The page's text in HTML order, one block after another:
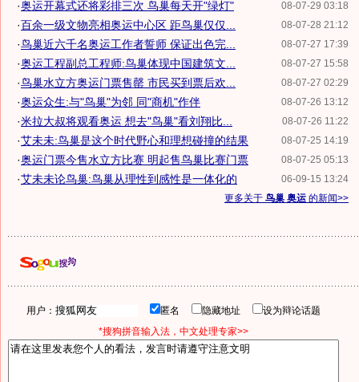
08-07-29 03:18
·奥运开幕式还将彩排三次 鸟巢每天开"绿灯"
08-07-28 21:12
·百余一级文物亮相奥运中心区 距鸟巢仅仅...
08-07-27 17:39
·鸟巢近六千名奥运工作者誓师 保证出色完...
08-07-27 15:58
·奥运工程副总工程师:鸟巢体现中国建筑文...
08-07-27 02:29
·鸟巢水立方奥运门票售罄 市民买到票后欢...
08-07-26 13:12
·奥运众生:与"鸟巢"为邻 同"商机"作伴
08-07-26 11:22
·米拉大叔将观看奥运 想去"鸟巢"看刘翔比...
08-07-25 14:19
·艾未未:鸟巢是这个时代野心和理想碰撞的结果
08-07-25 05:13
·奥运门票今售水立方比赛 明起售鸟巢比赛门票
06-09-15 13:24
·艾未未论鸟巢:鸟巢从理性到感性是一体化的
更多关于 鸟巢 奥运 的新闻>>
用户： 匿名 隐藏地址
设为辩论话题
*搜狗拼音输入法，中文处理专家>>